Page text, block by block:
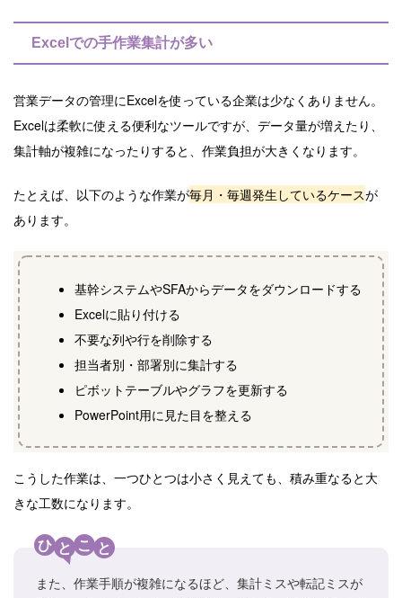
Excelでの手作業集計が多い
営業データの管理にExcelを使っている企業は少なくありません。
Excelは柔軟に使える便利なツールですが、データ量が増えたり、
集計軸が複雑になったりすると、作業負担が大きくなります。
たとえば、以下のような作業が毎月・毎週発生しているケースが
あります。
基幹システムやSFAからデータをダウンロードする
Excelに貼り付ける
不要な列や行を削除する
担当者別・部署別に集計する
ピボットテーブルやグラフを更新する
PowerPoint用に見た目を整える
こうした作業は、一つひとつは小さく見えても、積み重なると大
きな工数になります。
ひ と こ と
また、作業手順が複雑になるほど、集計ミスや転記ミスが